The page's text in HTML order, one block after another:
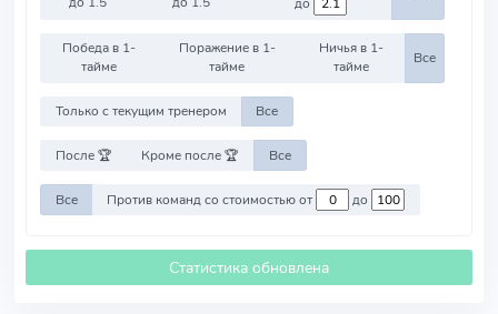
Победа в 1-
тайме
Поражение в 1-
тайме
Ничья в 1-
тайме
Все
Только с текущим тренером Все
После 🏆 Кроме после 🏆 Все
Все Против команд со стоимостью от до
Статистика обновлена